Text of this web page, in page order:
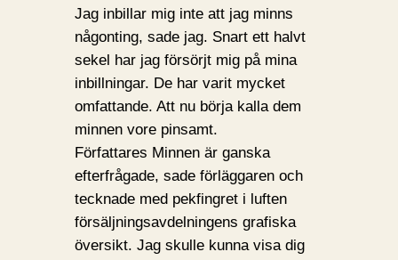
Jag inbillar mig inte att jag minns
någonting, sade jag. Snart ett halvt
sekel har jag försörjt mig på mina
inbillningar. De har varit mycket
omfattande. Att nu börja kalla dem
minnen vore pinsamt.
Författares Minnen är ganska
efterfrågade, sade förläggaren och
tecknade med pekfingret i luften
försäljningsavdelningens grafiska
översikt. Jag skulle kunna visa dig